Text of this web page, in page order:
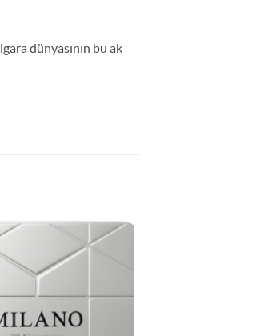
dünyasının bu ak